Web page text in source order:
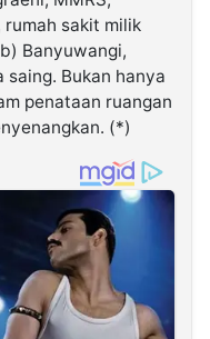
rumah sakit milik
Banyuwangi,
Bukan hanya
penataan ruangan
(*)